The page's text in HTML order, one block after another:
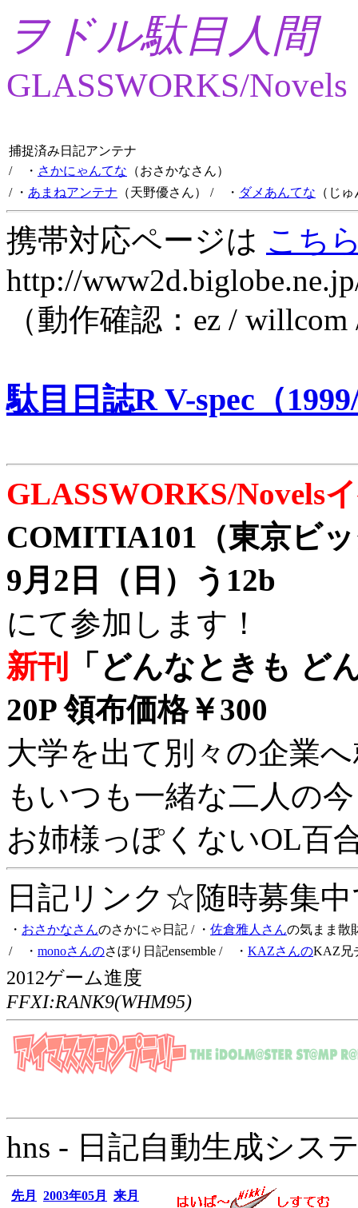
ヲドル駄目人間
GLASSWORKS/Novels
捕捉済み日記アンテナ
/ ・ さかにゃんてな （おさかなさん）
/ ・ あまねアンテナ （天野優さん） / ・ ダメあんてな （じ
携帯対応ページは こち
http://
（動作確認：ez /
駄目日誌R V-spec（
GLASSWORKS/Novels
COMITIA101（東京ビ
9月2日（日）う12b
にて参加します！
新刊
「どんなときも ど
20P 領布価格￥300
大学を出て別々の企業
もいつも一緒な二人の
お姉様っぽくないOL百
日記リンク☆随時募集
・ おさかなさんのさかにゃ日記 / ・ 佐倉雅人さんの気まま散
/ ・ monoさんのさぼり日記ensemble / ・ KAZさんのKAZ兄
2012ゲーム進度
FFXI:RANK9(WHM95)
hns - 日記自動生成シス
先月 2003年05月
来月